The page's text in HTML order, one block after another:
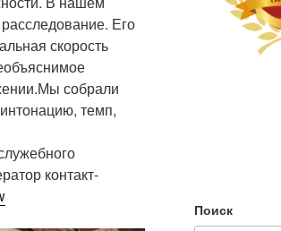
Его
скорость
собрали
темп,
контакт-
Поиск